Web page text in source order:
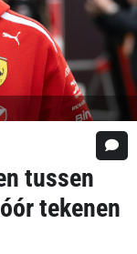
tussen
tekenen